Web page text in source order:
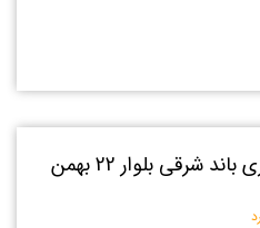
آغاز عملیات بهسازی و زیباسازی باند شرقی بلوار 22 بهمن